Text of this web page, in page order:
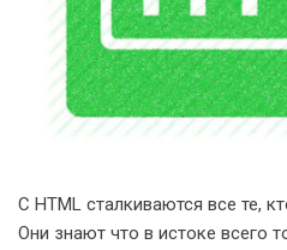
C HTML сталкиваются все те,
Они знают что в истоке всего